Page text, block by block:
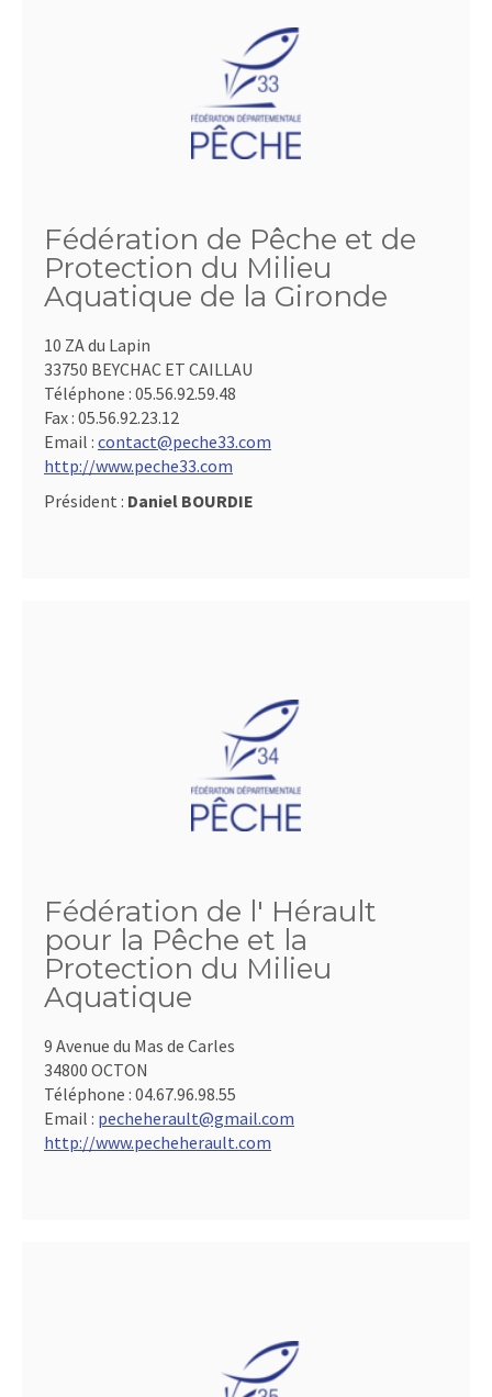
Fédération de Pêche et de
Protection du Milieu
Aquatique de la Gironde
10 ZA du Lapin
33750 BEYCHAC ET CAILLAU
Téléphone : 05.56.92.59.48
Fax : 05.56.92.23.12
Email : contact@peche33.com
http://www.peche33.com
Président : Daniel BOURDIE
Fédération de l' Hérault
pour la Pêche et la
Protection du Milieu
Aquatique
9 Avenue du Mas de Carles
34800 OCTON
Téléphone : 04.67.96.98.55
Email : pecheherault@gmail.com
http://www.pecheherault.com